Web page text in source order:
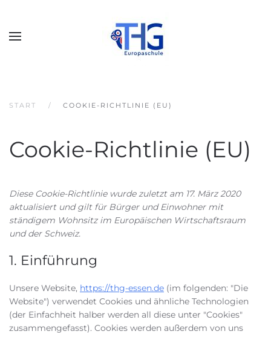
START COOKIE-RICHTLINIE (EU)
Cookie-Richtlinie (EU)
Diese Cookie-Richtlinie wurde zuletzt am 17. März 2020
aktualisiert und gilt für Bürger und Einwohner mit
ständigem Wohnsitz im Europäischen Wirtschaftsraum
und der Schweiz.
1. Einführung
Unsere Website, https://thg-essen.de (im folgenden: "Die
Website") verwendet Cookies und ähnliche Technologien
(der Einfachheit halber werden all diese unter "Cookies"
zusammengefasst). Cookies werden außerdem von uns